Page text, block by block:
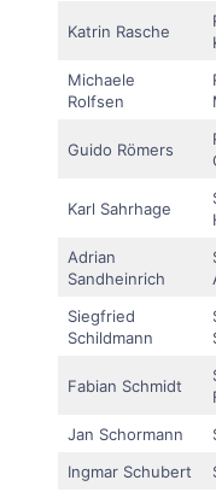
Katrin Rasche
Michaele
Rolfsen
Guido Römers
Karl Sahrhage
Adrian
Sandheinrich
Siegfried
Schildmann
Fabian Schmidt
Jan Schormann
Ingmar Schubert